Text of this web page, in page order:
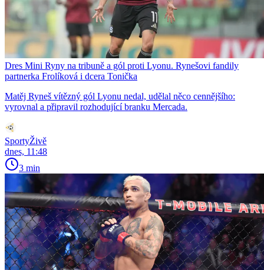
Dres Mini Ryny na tribuně a gól proti Lyonu. Rynešovi fandily
partnerka Frolíková i dcera Tonička
Matěj Ryneš vítězný gól Lyonu nedal, udělal něco cennějšího:
vyrovnal a připravil rozhodující branku Mercada.
SportyŽivě
dnes, 11:48
3 min